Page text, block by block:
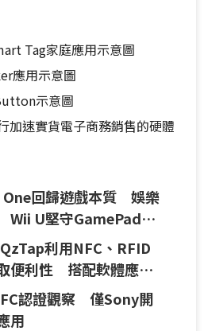
Tag家庭應用示意圖
應用示意圖
示意圖
加速實貨電子商務銷售的硬體
One回歸遊戲本質 娛樂
Wii U堅守GamePad同
玩具一搏利用NFC、RFID
便利性 搭配軟體應用
認證觀察 僅Sony開
用